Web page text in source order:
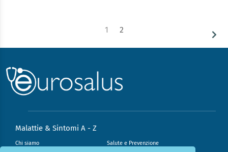
1 2
Malattie & Sintomi A - Z
Chi siamo Salute e Prevenzione